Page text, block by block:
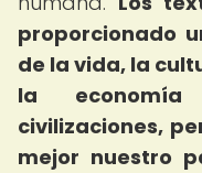
proporcionado
de la vida, la
la
civilizaciones,
mejor nuestro